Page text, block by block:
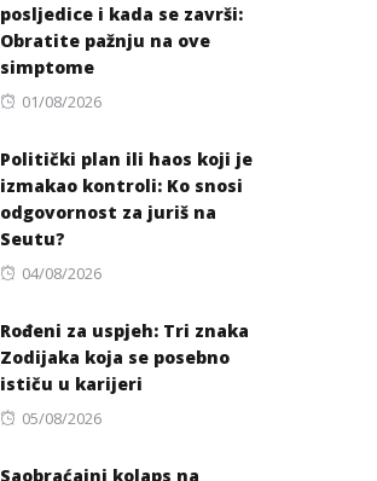
posljedice i kada se završi:
Obratite pažnju na ove
simptome
Posted
01/08/2026
Politički plan ili haos koji je
izmakao kontroli: Ko snosi
odgovornost za juriš na
Seutu?
Posted
04/08/2026
Rođeni za uspjeh: Tri znaka
Zodijaka koja se posebno
ističu u karijeri
Posted
05/08/2026
Saobraćajni kolaps na